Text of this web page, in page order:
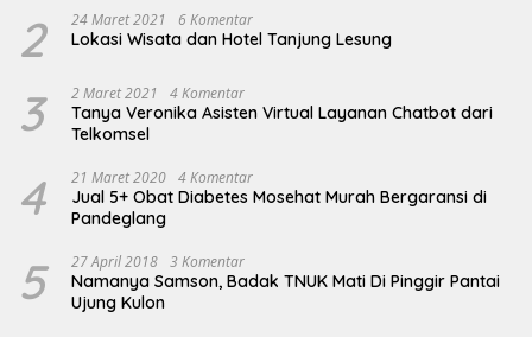
2 24 Maret 2021 6 Komentar
Lokasi Wisata dan Hotel Tanjung Lesung
3 2 Maret 2021 4 Komentar
Tanya Veronika Asisten Virtual Layanan Chatbot dari
Telkomsel
4 21 Maret 2020 4 Komentar
Jual 5+ Obat Diabetes Mosehat Murah Bergaransi di
Pandeglang
5 27 April 2018 3 Komentar
Namanya Samson, Badak TNUK Mati Di Pinggir Pantai
Ujung Kulon